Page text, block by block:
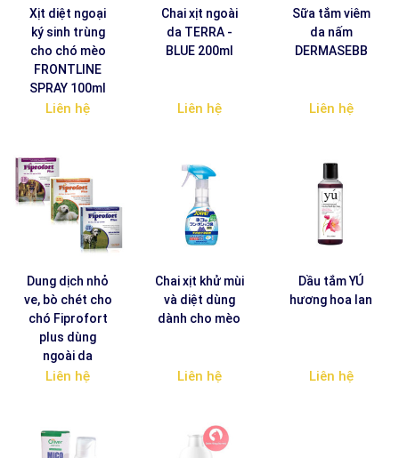
Xịt diệt ngoại
ký sinh trùng
cho chó mèo
FRONTLINE
SPRAY 100ml
Liên hệ
Chai xịt ngoài
da TERRA -
BLUE 200ml
Liên hệ
Sữa tắm viêm
da nấm
DERMASEBB
Liên hệ
Dung dịch nhỏ
ve, bò chét cho
chó Fiprofort
plus dùng
ngoài da
Liên hệ
Chai xịt khử mùi
và diệt dùng
dành cho mèo
Liên hệ
Dầu tắm YÚ
hương hoa lan
Liên hệ